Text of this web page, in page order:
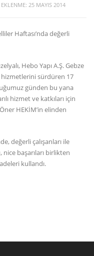
EKLENME: 25 MAYIS 2014
Haftası’nda değerli
Hebo Yapı A.Ş. Gebze
hizmetlerini sürdüren 17
günden bu yana
hizmet ve katkıları için
HEKİM’in elinden
değerli çalışanları ile
başarıları birlikten
kullandı.